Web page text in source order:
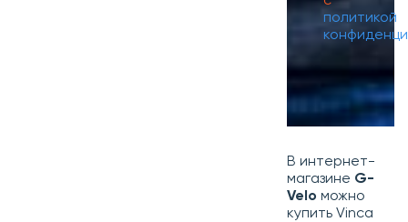
политикой
В интернет-
магазине G-
Velo можно
купить Vinca